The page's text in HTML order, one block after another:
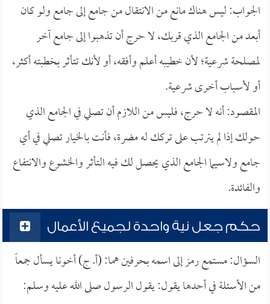
الجواب: ليس هناك مانع من الانتقال من جامع إلى جامع ولو كان
أبعد من الجامع الذي قربك، لا حرج أن تذهبوا إلى جامع آخر
لمصلحة شرعية؛ لأن خطيبه أعلم وأفقه، أو لأنك تتأثر بخطبته أكثر،
أو لأسباب أخرى شرعية.
المقصود: أنه لا حرج، فليس من اللازم أن تصلي في الجامع الذي
حولك إذا لم يترتب على تركك له مضرة، فأنت بالخيار تصلي في أي
جامع ولاسيما الجامع الذي يحصل لك فيه التأثر والخشوع والانتفاع
والفائدة.
حكم جعل نية واحدة لجميع الأعمال
السؤال: مستمع رمز إلى اسمه بحرفين هما: (أ. ج) أخونا يسأل جمعاً
من الأسئلة في أحدها يقول: يقول الرسول صلى الله عليه وسلم: